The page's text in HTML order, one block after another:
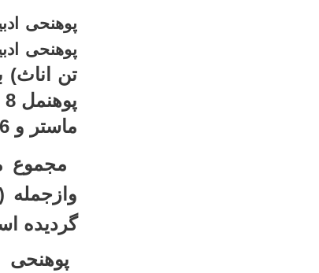
پوهنحی ادبیات در
تن اناث)
پوهنمل 8 پوهنیار 3 تن نامزد پوهنیار بوده
ماستر و 6 تن لیسانس می­باشد.
مجموع محصلان
گردیده
پوهنحی